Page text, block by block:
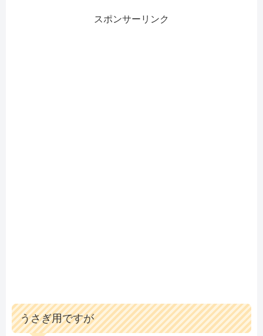
スポンサーリンク
うさぎ用ですが